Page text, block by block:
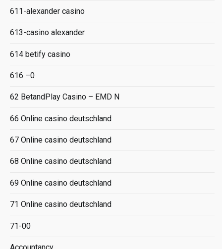
611-alexander casino
613-casino alexander
614 betify casino
616 –0
62 BetandPlay Casino – EMD N
66 Online casino deutschland
67 Online casino deutschland
68 Online casino deutschland
69 Online casino deutschland
71 Online casino deutschland
71-00